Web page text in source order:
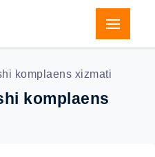
komplaens xizmati
komplaens